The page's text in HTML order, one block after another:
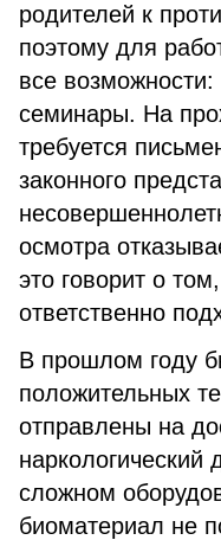
родителей к
поэтому для
все возможности:
семинары. На
требуется
законного
осмотра
это говорит о
ответственно
В прошлом году
положительных
отправлены на
наркологический
сложном
биоматериал не